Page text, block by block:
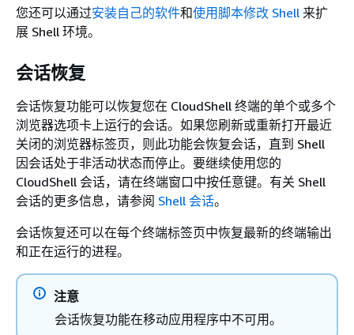
您还可以通过安装自己的软件和使用脚本修改 Shell 来扩
展 Shell 环境。
会话恢复
会话恢复功能可以恢复您在 CloudShell 终端的单个或多个
浏览器选项卡上运行的会话。如果您刷新或重新打开最近
关闭的浏览器标签页，则此功能会恢复会话，直到 Shell
因会话处于非活动状态而停止。要继续使用您的
CloudShell 会话，请在终端窗口中按任意键。有关 Shell
会话的更多信息，请参阅 Shell 会话。
会话恢复还可以在每个终端标签页中恢复最新的终端输出
和正在运行的进程。
注意
会话恢复功能在移动应用程序中不可用。